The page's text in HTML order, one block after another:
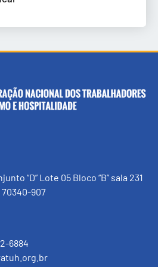
“D” Lote 05 Bloco “B” sala 231
70340-907
6884